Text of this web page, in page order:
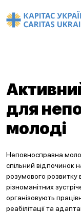
для
молоді
Неповносправна
спільний відпочинок
розумового
різноманітних
організовують
реабілітації та